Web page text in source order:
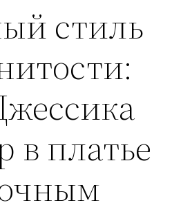
стиль
в платье